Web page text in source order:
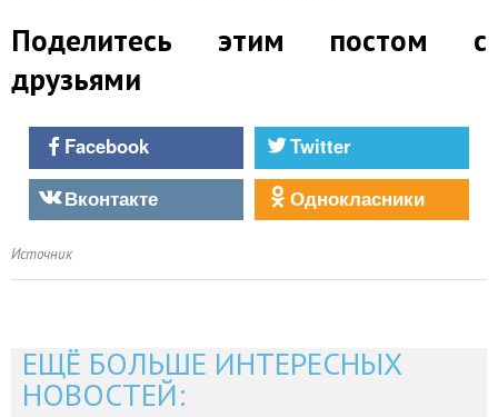
Поделитесь этим постом с
друзьями
Facebook
Twitter
Вконтакте
Однокласники
Источник
ЕЩЁ БОЛЬШЕ ИНТЕРЕСНЫХ
НОВОСТЕЙ: